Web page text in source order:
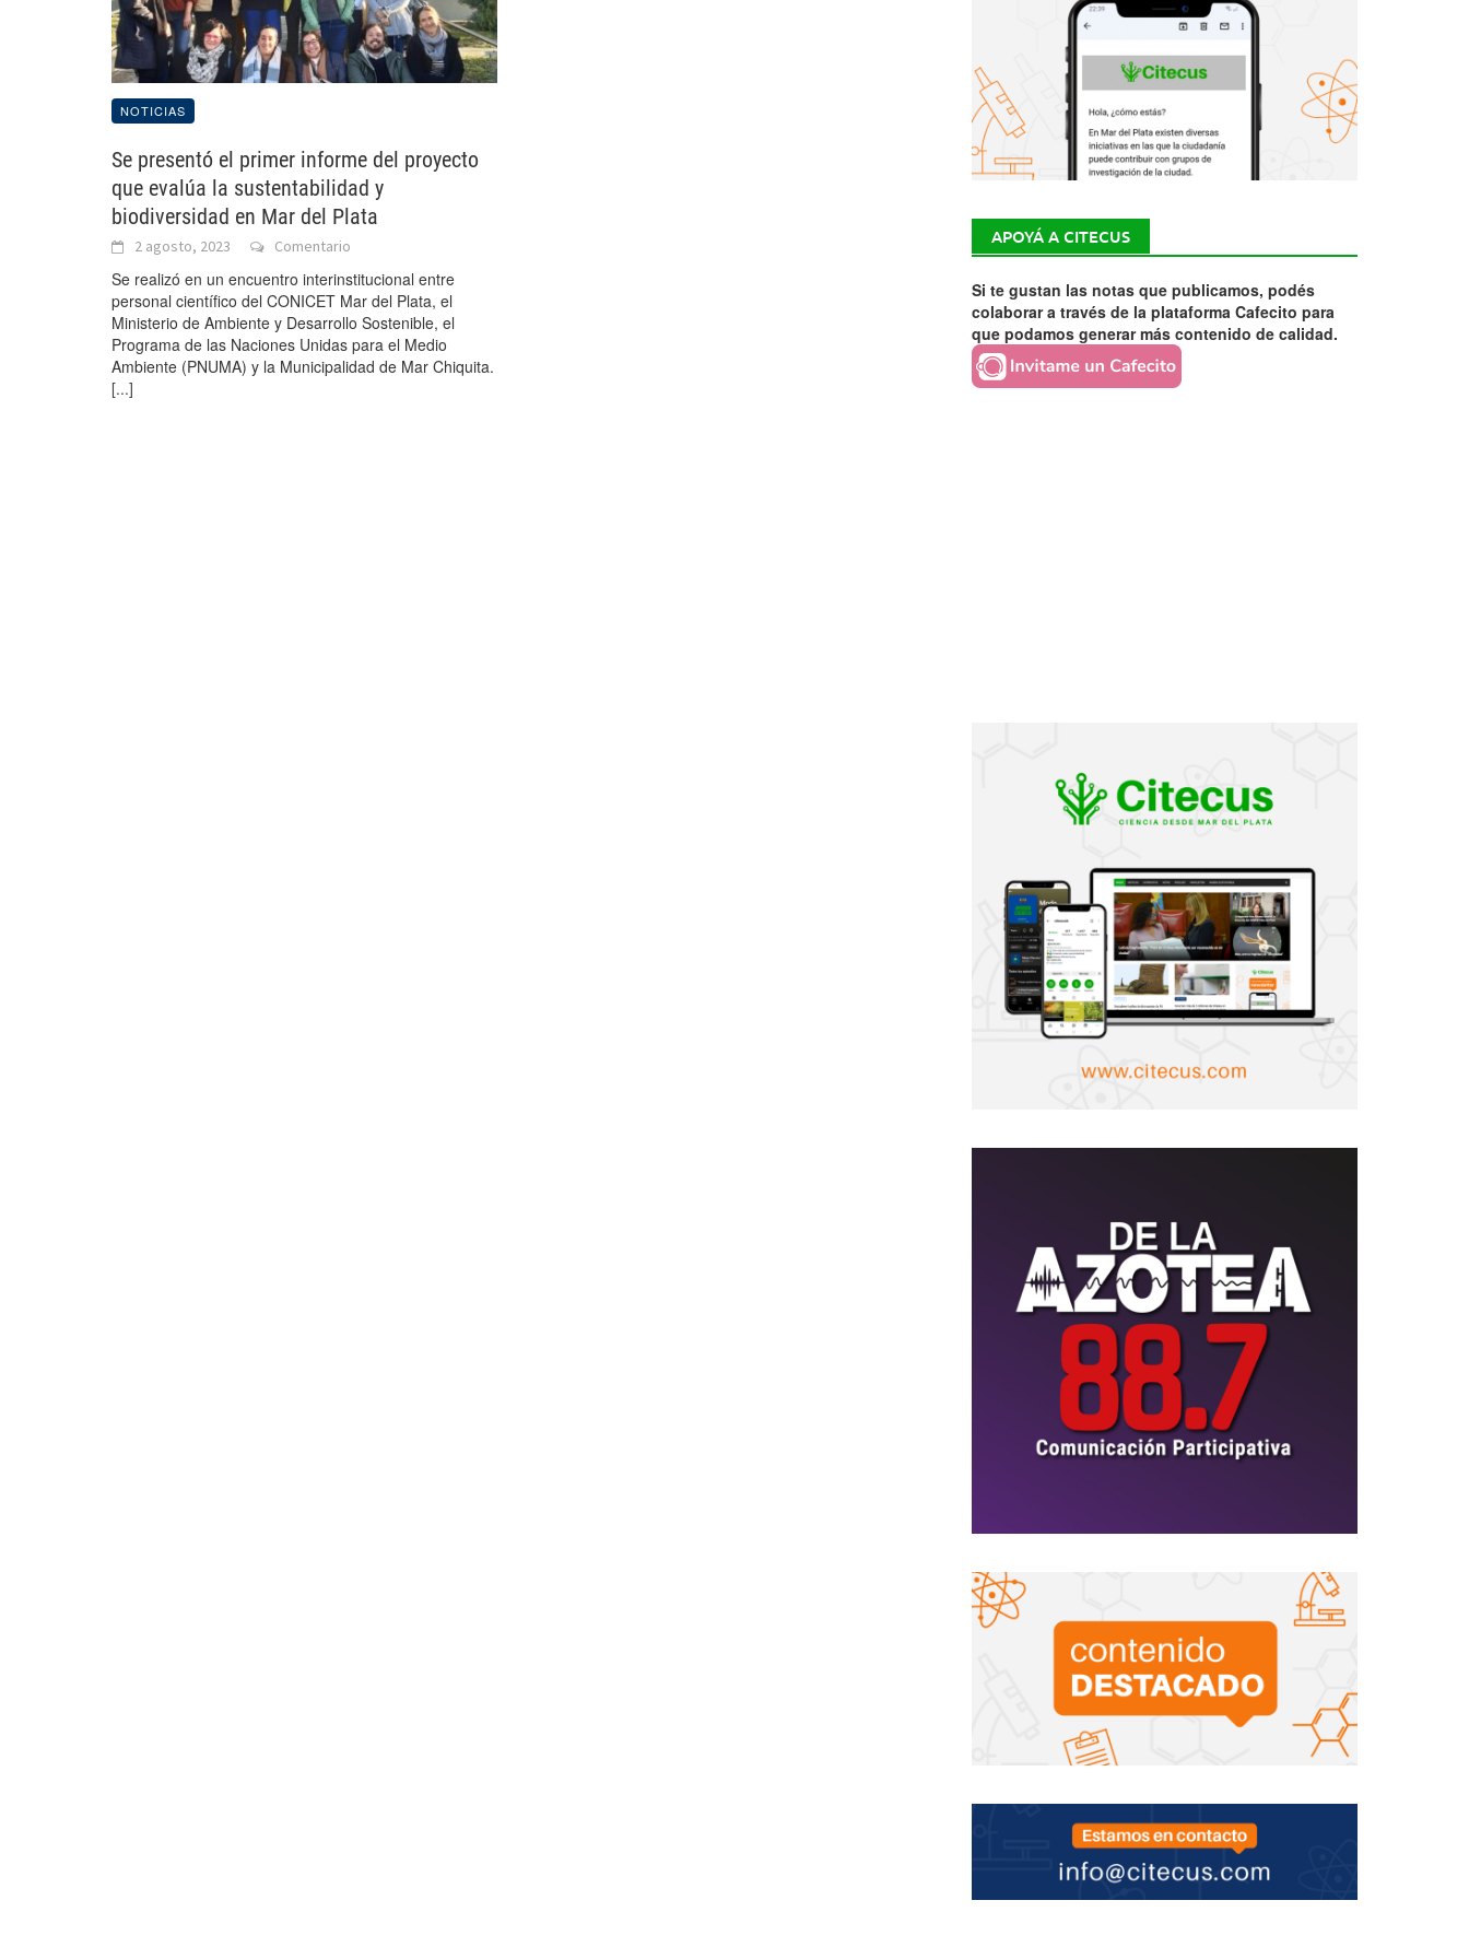
NOTICIAS
Se presentó el primer informe del proyecto
que evalúa la sustentabilidad y
biodiversidad en Mar del Plata
2 agosto, 2023 Comentario
Se realizó en un encuentro interinstitucional entre
personal científico del CONICET Mar del Plata, el
Ministerio de Ambiente y Desarrollo Sostenible, el
Programa de las Naciones Unidas para el Medio
Ambiente (PNUMA) y la Municipalidad de Mar Chiquita.
[...]
APOYÁ A CITECUS
Si te gustan las notas que publicamos, podés
colaborar a través de la plataforma Cafecito para
que podamos generar más contenido de calidad.